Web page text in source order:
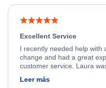
Excellent Service
I recently needed help with
change and had a great
customer service. Laura
friendly, and very helpful
process. She quickly found
Leer más